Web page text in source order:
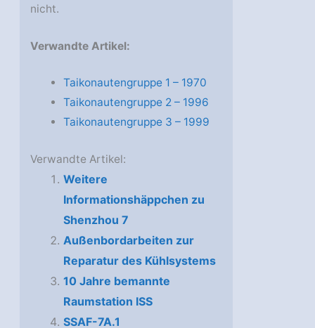
nicht.
Verwandte Artikel:
Taikonautengruppe 1 – 1970
Taikonautengruppe 2 – 1996
Taikonautengruppe 3 – 1999
Verwandte Artikel:
Weitere
Informationshäppchen zu
Shenzhou 7
Außenbordarbeiten zur
Reparatur des Kühlsystems
10 Jahre bemannte
Raumstation ISS
SSAF-7A.1